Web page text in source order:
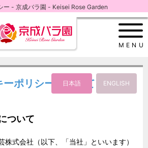
ー - 京成バラ園 - Keisei Rose Garden
MENU
ーポリシーについて
ついて
株式会社（以下、「当社」といいます）